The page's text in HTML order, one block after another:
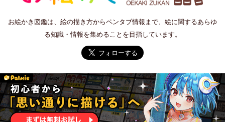
お絵かき図鑑は、絵の描き方からペンタブ情報まで、絵に関するあらゆ
る知識・情報を集めることを目指しています。